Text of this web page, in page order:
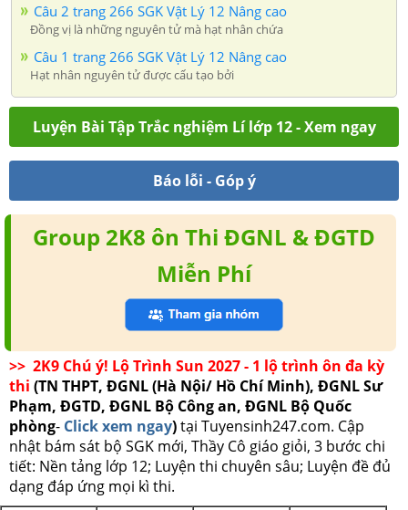
Câu 2 trang 266 SGK Vật Lý 12 Nâng cao
Đồng vị là những nguyên tử mà hạt nhân chứa
Câu 1 trang 266 SGK Vật Lý 12 Nâng cao
Hạt nhân nguyên tử được cấu tạo bởi
Luyện Bài Tập Trắc nghiệm Lí lớp 12 - Xem ngay
Báo lỗi - Góp ý
Group 2K8 ôn Thi ĐGNL & ĐGTD
Miễn Phí
>> 2K9 Chú ý! Lộ Trình Sun 2027 - 1 lộ trình ôn đa kỳ
thi (TN THPT, ĐGNL (Hà Nội/ Hồ Chí Minh), ĐGNL Sư
Phạm, ĐGTD, ĐGNL Bộ Công an, ĐGNL Bộ Quốc
phòng- Click xem ngay)tại Tuyensinh247.com. Cập
nhật bám sát bộ SGK mới, Thầy Cô giáo giỏi, 3 bước chi
tiết: Nền tảng lớp 12; Luyện thi chuyên sâu; Luyện đề đủ
dạng đáp ứng mọi kì thi.